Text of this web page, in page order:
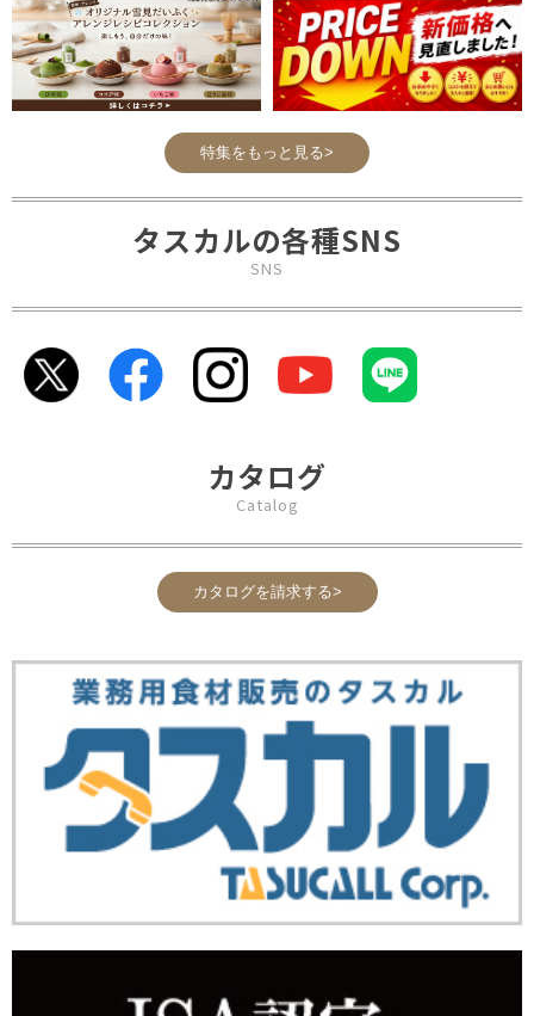
特集をもっと見る>
タスカルの各種SNS
SNS
カタログ
Catalog
カタログを請求する>